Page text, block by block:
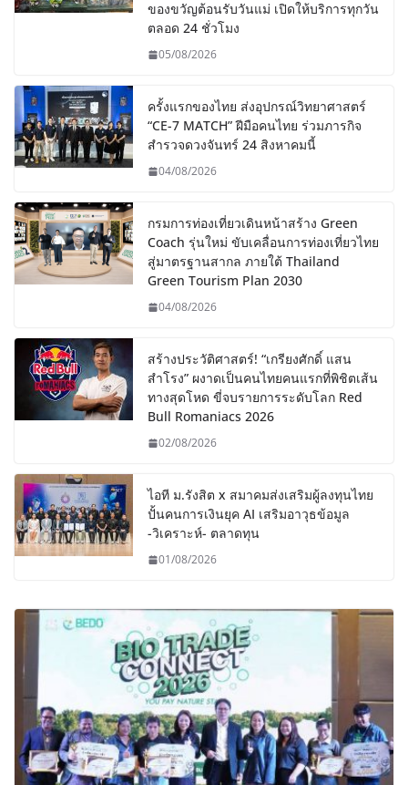
ของขวัญต้อนรับวันแม่ เปิดให้บริการทุกวัน
ตลอด 24 ชั่วโมง
05/08/2026
ครั้งแรกของไทย ส่งอุปกรณ์วิทยาศาสตร์
“CE-7 MATCH” ฝีมือคนไทย ร่วมภารกิจ
สำรวจดวงจันทร์ 24 สิงหาคมนี้
04/08/2026
กรมการท่องเที่ยวเดินหน้าสร้าง Green
Coach รุ่นใหม่ ขับเคลื่อนการท่องเที่ยวไทย
สู่มาตรฐานสากล ภายใต้ Thailand
Green Tourism Plan 2030
04/08/2026
สร้างประวัติศาสตร์! “เกรียงศักดิ์ แสน
สำโรง” ผงาดเป็นคนไทยคนแรกที่พิชิตเส้น
ทางสุดโหด ขี่จบรายการระดับโลก Red
Bull Romaniacs 2026
02/08/2026
ไอที ม.รังสิต x สมาคมส่งเสริมผู้ลงทุนไทย
ปั้นคนการเงินยุค AI เสริมอาวุธข้อมูล
-วิเคราะห์- ตลาดทุน
01/08/2026